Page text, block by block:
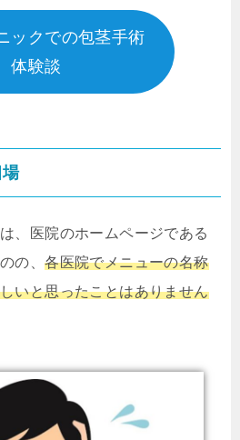
ックでの包茎手術
体験談
、医院のホームページである
の、各医院でメニューの名称
いと思ったことはありません